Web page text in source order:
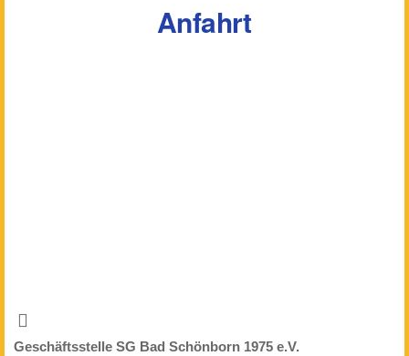
Anfahrt
Geschäftsstelle SG Bad Schönborn 1975 e.V.